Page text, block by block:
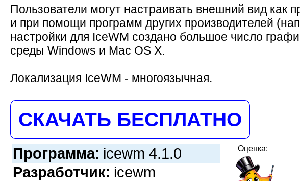
Пользователи могут настраивать внешний вид
и при помощи программ других производителей
настройки для IceWM создано большое число
среды Windows и Mac OS X.
Локализация IceWM - многоязычная.
СКАЧАТЬ БЕСПЛАТНО
Программа: icewm 4.1.0
Разработчик: icewm
Оценка: